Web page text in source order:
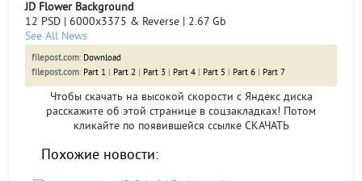
JD Flower Background
12 PSD | 6000x3375 & Reverse | 2.67 Gb
See All News
filepost.com: Download
filepost.com: Part 1 Part 2 Part 3 Part 4 Part 5 Part 6 Part 7
Чтобы скачать на высокой скорости с Яндекс диска
расскажите об этой странице в соцзакладках! Потом
кликайте по появившейся ссылке СКАЧАТЬ
Похожие новости: